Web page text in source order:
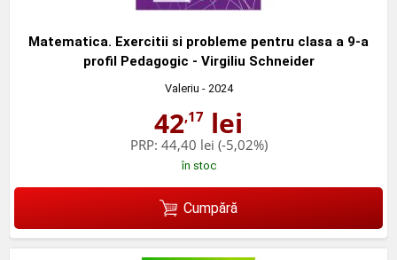
Matematica. Exercitii si probleme pentru clasa a 9-a
profil Pedagogic - Virgiliu Schneider
Valeriu - 2024
42,17 lei
PRP: 44,40 lei (-5,02%)
în stoc
Cumpără